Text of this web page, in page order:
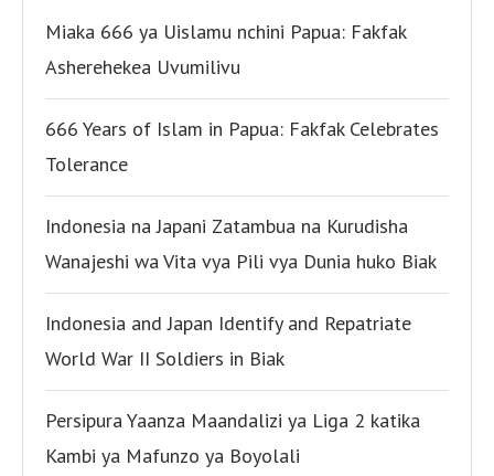
Miaka 666 ya Uislamu nchini Papua: Fakfak
Asherehekea Uvumilivu
666 Years of Islam in Papua: Fakfak Celebrates
Tolerance
Indonesia na Japani Zatambua na Kurudisha
Wanajeshi wa Vita vya Pili vya Dunia huko Biak
Indonesia and Japan Identify and Repatriate
World War II Soldiers in Biak
Persipura Yaanza Maandalizi ya Liga 2 katika
Kambi ya Mafunzo ya Boyolali